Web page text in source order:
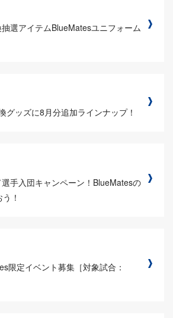
選アイテムBlueMatesユニフォーム
グッズに8月分追加ラインナップ！
選手入団キャンペーン！BlueMatesの
！
限定イベント募集［対象試合：